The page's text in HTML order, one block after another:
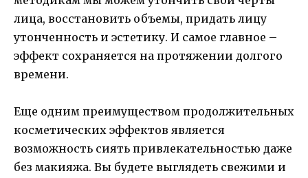
лица, восстановить объемы, придать лицу
утонченность и эстетику. И самое главное –
эффект сохраняется на протяжении долгого
времени.
Еще одним преимуществом продолжительных
косметических эффектов является
возможность сиять привлекательностью даже
без макияжа. Вы будете выглядеть свежими и